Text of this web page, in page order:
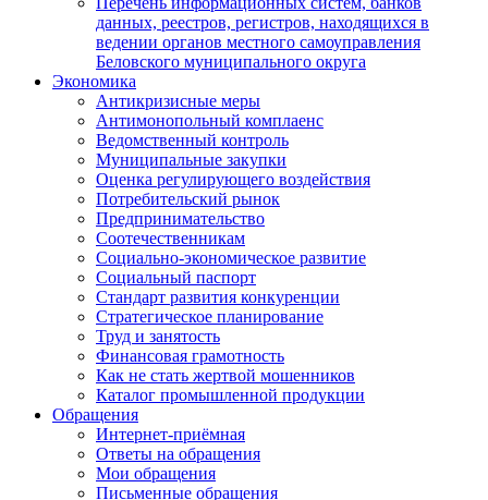
данных, реестров, регистров, находящихся в
ведении органов местного самоуправления
Беловского муниципального округа
Экономика
Антикризисные меры
Антимонопольный комплаенс
Ведомственный контроль
Муниципальные закупки
Оценка регулирующего воздействия
Потребительский рынок
Предпринимательство
Соотечественникам
Социально-экономическое развитие
Социальный паспорт
Стандарт развития конкуренции
Стратегическое планирование
Труд и занятость
Финансовая грамотность
Как не стать жертвой мошенников
Каталог промышленной продукции
Обращения
Интернет-приёмная
Ответы на обращения
Мои обращения
Письменные обращения